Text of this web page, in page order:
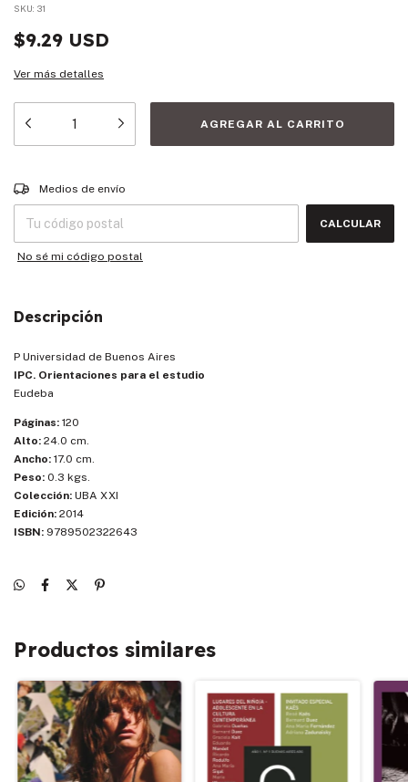
SKU: 31
$9.29 USD
Ver más detalles
Entregas para el CP:
Medios de envío
CALCULAR
No sé mi código postal
Descripción
P Universidad de Buenos Aires
IPC. Orientaciones para el estudio
Eudeba
Páginas: 120
Alto: 24.0 cm.
Ancho: 17.0 cm.
Peso: 0.3 kgs.
Colección: UBA XXI
Edición: 2014
ISBN: 9789502322643
Productos similares